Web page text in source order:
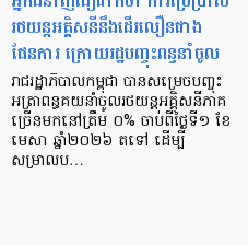
រថយន្តអគ្គិសនីនឹងដើរលឿនជាង
ផែនការ ក្រោយរដ្ឋបញ្ចុះពន្ធនាំចូល
​​រាជរដ្ឋាភិបាលកម្ពុជា បានសម្រេចបញ្ចុះ
អត្រាពន្ធគយនាំចូលរថយន្តអគ្គិសនីភាគ
ច្រើនមកនៅត្រឹម ០% ចាប់ពីថ្ងៃទី១ ខែ
មេសា ឆ្នាំ២០២៦ តទៅ ដើម្បី
សម្រាលប…